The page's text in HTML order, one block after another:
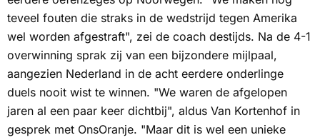
teveel fouten die straks in de wedstrijd tegen Amerika
wel worden afgestraft", zei de coach destijds. Na de 4-1
overwinning sprak zij van een bijzondere mijlpaal,
aangezien Nederland in de acht eerdere onderlinge
duels nooit wist te winnen. "We waren de afgelopen
jaren al een paar keer dichtbij", aldus Van Kortenhof in
gesprek met OnsOranje. "Maar dit is wel een unieke